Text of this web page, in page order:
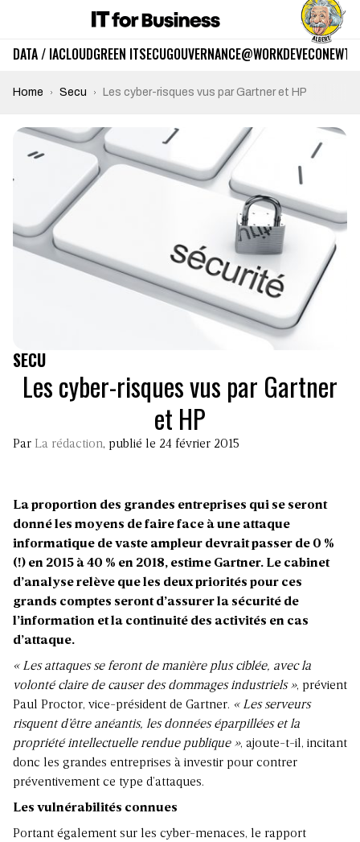
DATA / IACLOUDGREEN ITSECUGOUVERNANCE@WORKDEVECO
Home Secu Les cyber-risques vus par Gartner et HP
SECU
Les cyber-risques vus par Gartner
et HP
Par La rédaction, publié le 24 février 2015
La proportion des grandes entreprises qui se seront
donné les moyens de faire face à une attaque
informatique de vaste ampleur devrait passer de 0 %
(!) en 2015 à 40 % en 2018, estime Gartner. Le cabinet
d’analyse relève que les deux priorités pour ces
grands comptes seront d’assurer la sécurité de
l’information et la continuité des activités en cas
d’attaque.
« Les attaques se feront de manière plus ciblée, avec la
volonté claire de causer des dommages industriels », prévient
Paul Proctor, vice-président de Gartner. « Les serveurs
risquent d’être anéantis, les données éparpillées et la
propriété intellectuelle rendue publique », ajoute-t-il, incitant
donc les grandes entreprises à investir pour contrer
préventivement ce type d’attaques.
Les vulnérabilités connues
Portant également sur les cyber-menaces, le rapport